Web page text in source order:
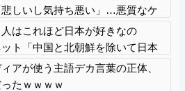
しいし気持ち悪い」…悪質なケ
相談検討
はこれほど日本が好きなの
ト「中国と北朝鮮を除いて日本
ィアが使う主語デカ言葉の正体、
たｗｗｗｗ